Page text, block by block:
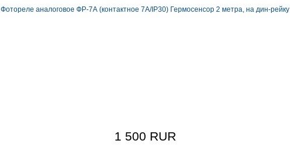
Фотореле аналоговое ФР-7А (контактное 7А/IP30) Гермосенсор 2 метра, на дин-рейку
1 500 RUR